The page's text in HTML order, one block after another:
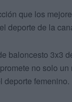
que los
deporte de la
baloncesto 3x3
no solo
deporte femenino.